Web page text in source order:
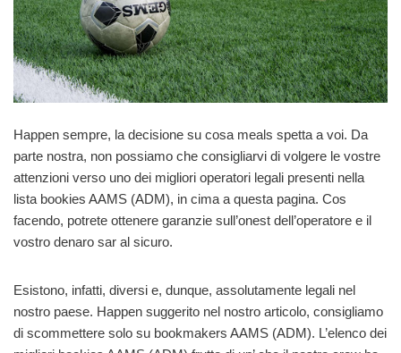
Happen sempre, la decisione su cosa meals spetta a voi. Da
parte nostra, non possiamo che consigliarvi di volgere le vostre
attenzioni verso uno dei migliori operatori legali presenti nella
lista bookies AAMS (ADM), in cima a questa pagina. Cos
facendo, potrete ottenere garanzie sull’onest dell’operatore e il
vostro denaro sar al sicuro.
Esistono, infatti, diversi e, dunque, assolutamente legali nel
nostro paese. Happen suggerito nel nostro articolo, consigliamo
di scommettere solo su bookmakers AAMS (ADM). L’elenco dei